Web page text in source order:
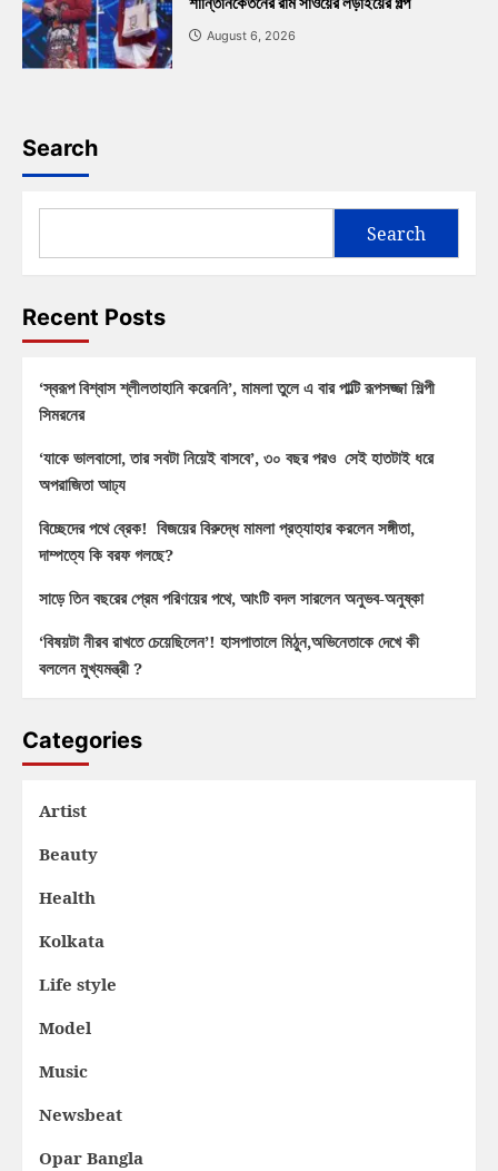
August 6, 2026
Search
Search
Recent Posts
‘স্বরূপ বিশ্বাস শ্লীলতাহানি করেননি’, মামলা তুলে এ বার পাল্টি রূপসজ্জা শিল্পী
সিমরনের
‘যাকে ভালবাসো, তার সবটা নিয়েই বাসবে’, ৩০ বছর পরও সেই হাতটাই ধরে
অপরাজিতা আঢ্য
বিচ্ছেদের পথে ব্রেক! বিজয়ের বিরুদ্ধে মামলা প্রত্যাহার করলেন সঙ্গীতা,
দাম্পত্যে কি বরফ গলছে?
সাড়ে তিন বছরের প্রেম পরিণয়ের পথে, আংটি বদল সারলেন অনুভব-অনুষ্কা
‘বিষয়টা নীরব রাখতে চেয়েছিলেন’! হাসপাতালে মিঠুন,অভিনেতাকে দেখে কী
বললেন মুখ্যমন্ত্রী ?
Categories
Artist
Beauty
Health
Kolkata
Life style
Model
Music
Newsbeat
Opar Bangla